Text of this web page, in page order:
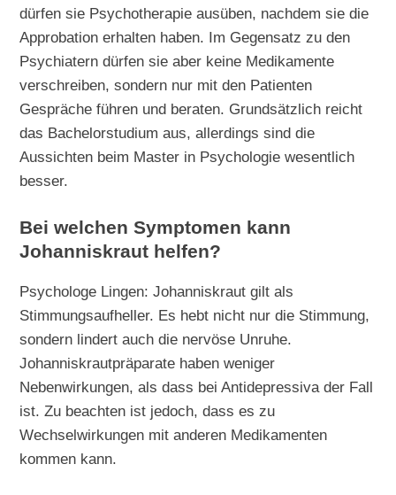
dürfen sie Psychotherapie ausüben, nachdem sie die
Approbation erhalten haben. Im Gegensatz zu den
Psychiatern dürfen sie aber keine Medikamente
verschreiben, sondern nur mit den Patienten
Gespräche führen und beraten. Grundsätzlich reicht
das Bachelorstudium aus, allerdings sind die
Aussichten beim Master in Psychologie wesentlich
besser.
Bei welchen Symptomen kann
Johanniskraut helfen?
Psychologe Lingen: Johanniskraut gilt als
Stimmungsaufheller. Es hebt nicht nur die Stimmung,
sondern lindert auch die nervöse Unruhe.
Johanniskrautpräparate haben weniger
Nebenwirkungen, als dass bei Antidepressiva der Fall
ist. Zu beachten ist jedoch, dass es zu
Wechselwirkungen mit anderen Medikamenten
kommen kann.